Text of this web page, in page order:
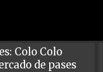
Colo Colo
de pases